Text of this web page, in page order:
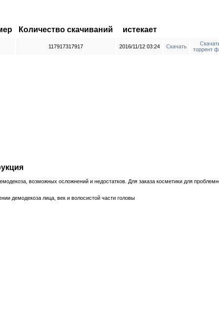
Количество скачиваний истекает
117917317917 2016/11/12 03:24 Скачать
торрент
возможных осложнений и недостатков. Для заказа косметики для
демодекоза лица, век и волосистой части головы